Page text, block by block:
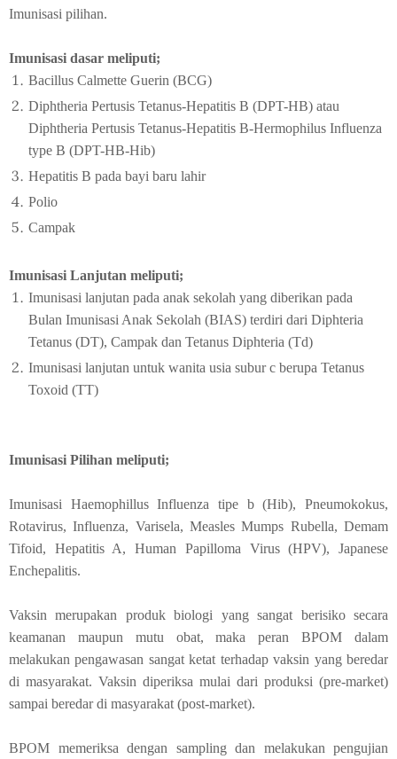
Imunisasi pilihan.
Imunisasi dasar meliputi;
Bacillus Calmette Guerin (BCG)
Diphtheria Pertusis Tetanus-Hepatitis B (DPT-HB) atau
Diphtheria Pertusis Tetanus-Hepatitis B-Hermophilus Influenza
type B (DPT-HB-Hib)
Hepatitis B pada bayi baru lahir
Polio
Campak
Imunisasi Lanjutan meliputi;
Imunisasi lanjutan pada anak sekolah yang diberikan pada
Bulan Imunisasi Anak Sekolah (BIAS) terdiri dari Diphteria
Tetanus (DT), Campak dan Tetanus Diphteria (Td)
Imunisasi lanjutan untuk wanita usia subur c berupa Tetanus
Toxoid (TT)
Imunisasi Pilihan meliputi;
Imunisasi Haemophillus Influenza tipe b (Hib), Pneumokokus,
Rotavirus, Influenza, Varisela, Measles Mumps Rubella, Demam
Tifoid, Hepatitis A, Human Papilloma Virus (HPV), Japanese
Enchepalitis.
Vaksin merupakan produk biologi yang sangat berisiko secara
keamanan maupun mutu obat, maka peran BPOM dalam
melakukan pengawasan sangat ketat terhadap vaksin yang beredar
di masyarakat. Vaksin diperiksa mulai dari produksi (pre-market)
sampai beredar di masyarakat (post-market).
BPOM memeriksa dengan sampling dan melakukan pengujian